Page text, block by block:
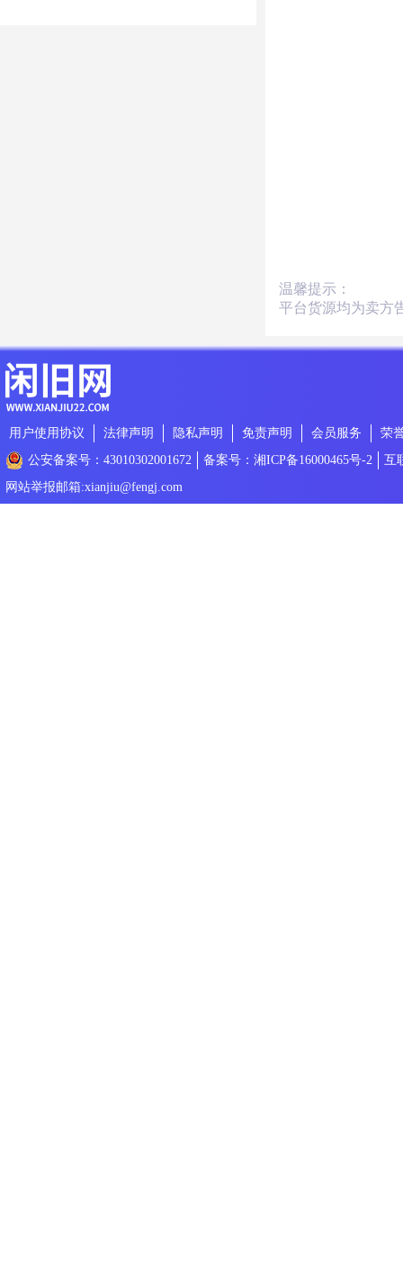
温馨提示：
平台货源均为卖方
用户使用协议 法律声明 隐私声明 免责声明 会员服务
荣
公安备案号：43010302001672
备案号：湘ICP备16000465号-2
互
网站举报邮箱:xianjiu@fengj.com